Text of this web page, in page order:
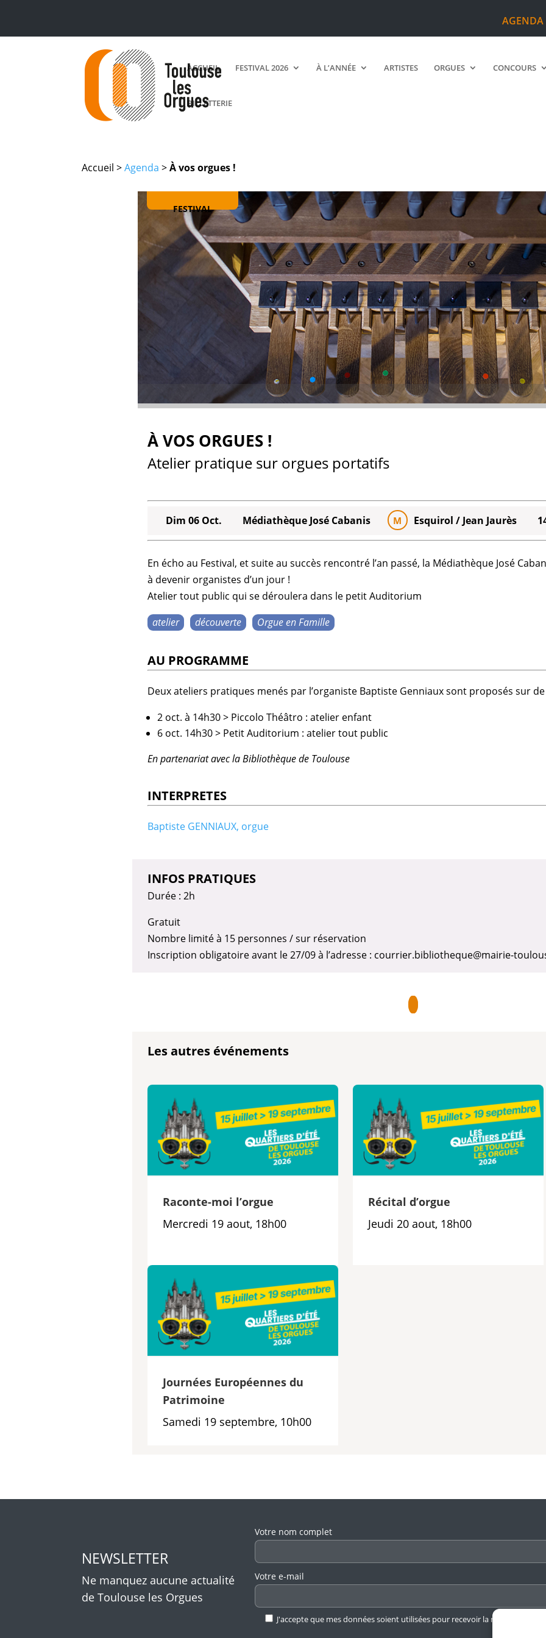
AGENDA
ACCUEIL FESTIVAL 2026 À L’ANNÉE ARTISTES ORGUES CONCOURS
BILLETTERIE
Accueil >Agenda >À vos orgues !
FESTIVAL
À VOS ORGUES !
Atelier pratique sur orgues portatifs
Dim 06 Oct. Médiathèque José Cabanis M Esquirol / Jean Jaurès
En écho au Festival, et suite au succès rencontré l’an passé, la Médiathèque José
à devenir organistes d’un jour !
Atelier tout public qui se déroulera dans le petit Auditorium
atelier
découverte Orgue en Famille
AU PROGRAMME
Deuxateliers pratiques menés par l’organiste Baptiste Genniauxsont proposés sur
2 oct. à 14h30 > Piccolo Théâtro : atelier enfant
6 oct. 14h30 > Petit Auditorium : atelier tout public
En partenariat avec laBibliothèque de Toulouse
INTERPRETES
Baptiste GENNIAUX, orgue
INFOS PRATIQUES
Durée : 2h
Gratuit
Nombre limité à 15 personnes / sur réservation
Inscription obligatoire avant le 27/09 à l’adresse : courrier.bibliotheque@mairie-
Les autres événements
Raconte-moi l’orgue
Mercredi 19 aout, 18h00
Récital d’orgue
Jeudi 20 aout, 18h00
Journées Européennes du
Patrimoine
Samedi 19 septembre, 10h00
NEWSLETTER
Ne manquez aucune actualité
de Toulouse les Orgues
Veuillez laisser ce champ vide.
Votre nom complet
Votre e-mail
J'accepte que mes données soient utilisées pour recevoir la newsletter.